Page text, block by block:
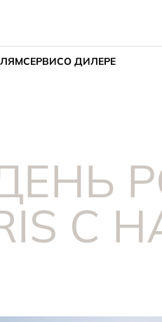
СЕРВИСО ДИЛЕРЕ
С